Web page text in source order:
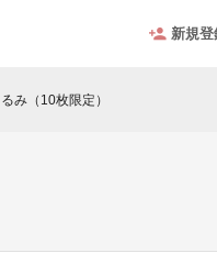
新規登
み（10枚限定）